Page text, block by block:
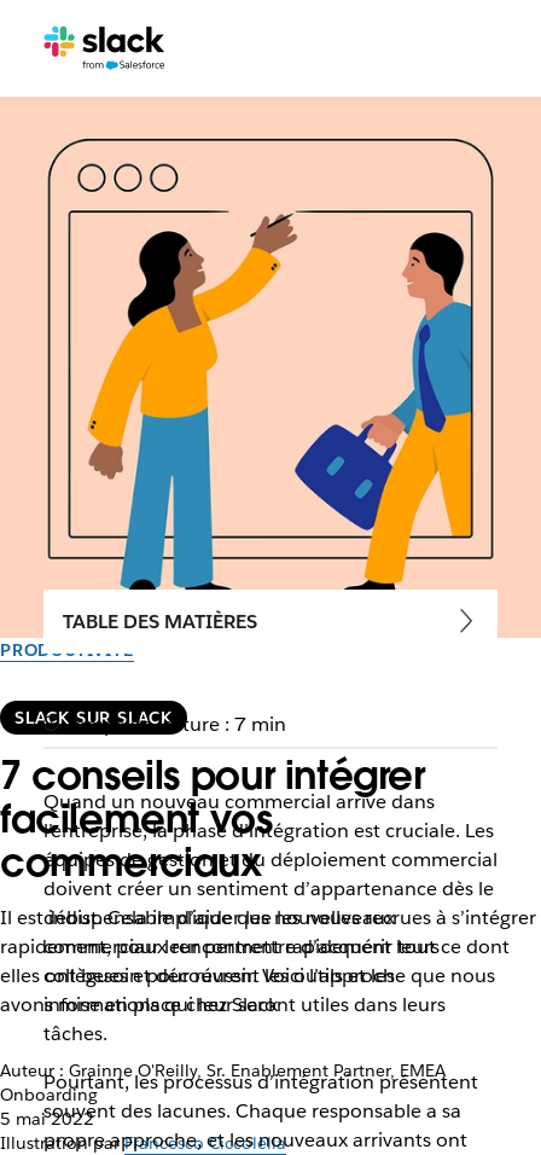
PRODUCTIVITÉ
SLACK SUR SLACK
7 conseils pour intégrer
facilement vos
commerciaux
Il est indispensable d’aider les nouvelles recrues à s’intégrer
rapidement, pour leur permettre d’acquérir tout ce dont
elles ont besoin pour réussir. Voici l’approche que nous
avons mise en place chez Slack
Auteur : Grainne O'Reilly, Sr. Enablement Partner, EMEA
Onboarding
5 mai 2022
Illustration parFrancesco Ciccolella
TABLE DES MATIÈRES
Temps de lecture : 7 min
Quand un nouveau commercial arrive dans
l’entreprise, la phase d’intégration est cruciale. Les
équipes de gestion et du déploiement commercial
doivent créer un sentiment d’appartenance dès le
début. Cela implique que les nouveaux
commerciaux rencontrent rapidement leurs
collègues et découvrent les outils et les
informations qui leur seront utiles dans leurs
tâches.
Pourtant, les processus d’intégration présentent
souvent des lacunes. Chaque responsable a sa
propre approche, et les nouveaux arrivants ont